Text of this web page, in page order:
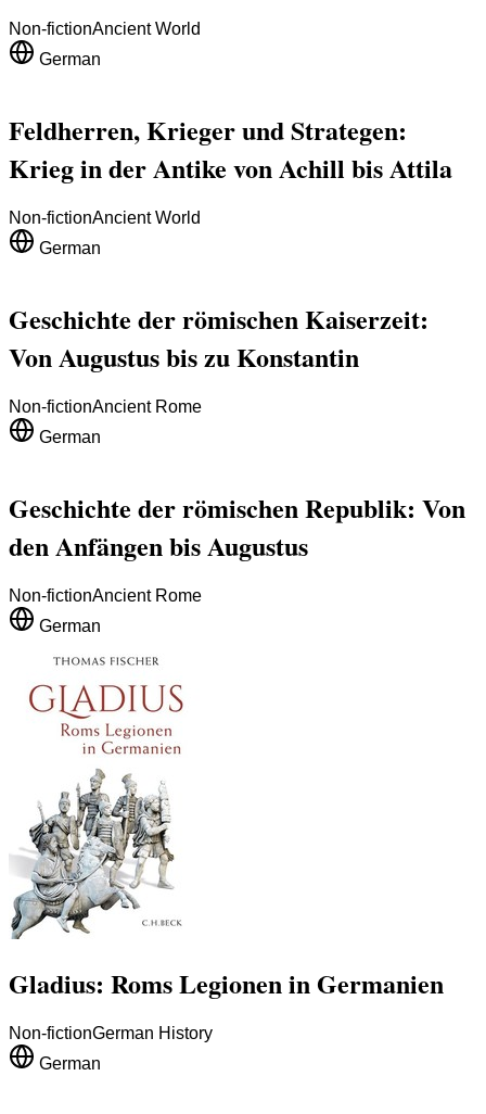
Non-fictionAncient World
German
Feldherren, Krieger und Strategen:
Krieg in der Antike von Achill bis Attila
Non-fictionAncient World
German
Geschichte der römischen Kaiserzeit:
Von Augustus bis zu Konstantin
Non-fictionAncient Rome
German
Geschichte der römischen Republik: Von
den Anfängen bis Augustus
Non-fictionAncient Rome
German
Gladius: Roms Legionen in Germanien
Non-fictionGerman History
German